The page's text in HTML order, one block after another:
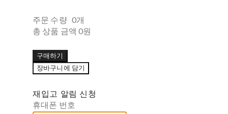
주문 수량 0개
총 상품 금액 0원
구매하기
장바구니에 담기
재입고 알림 신청
휴대폰 번호